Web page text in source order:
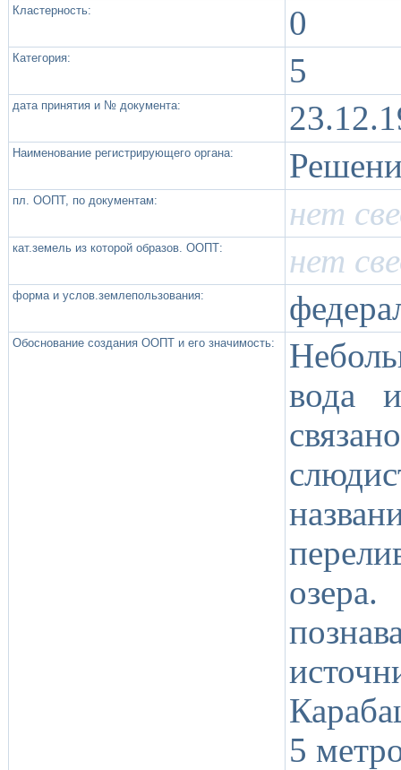
Кластерность: 0
Категория: 5
дата принятия и № документа:
Наименование регистрирующего органа:
пл. ООПТ, по документам: нет
кат.земель из которой образов. ООПТ: нет
форма и услов.землепользования:
Обоснование создания ООПТ и его значимость:
вода
5